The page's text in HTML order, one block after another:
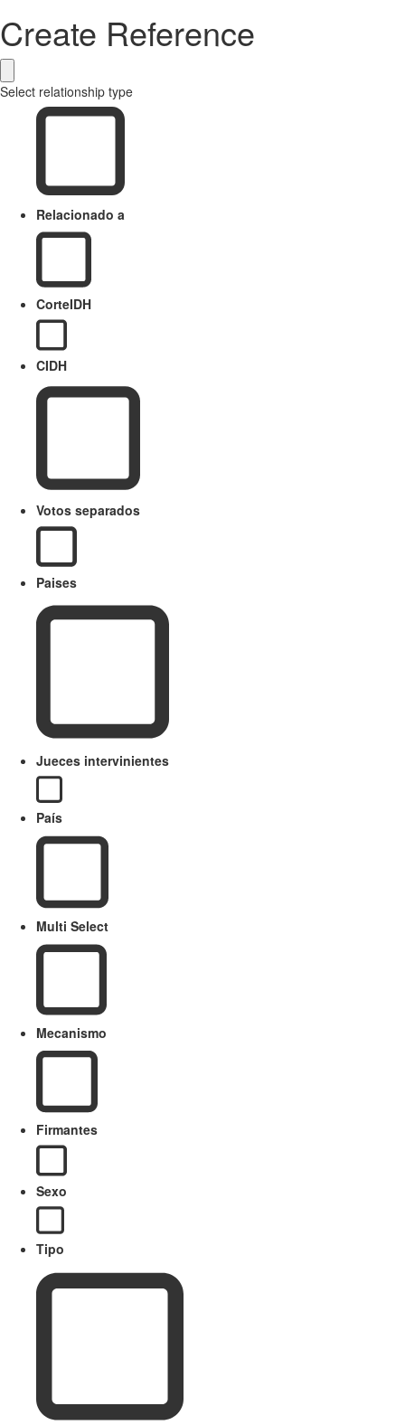
Create Reference
Select relationship type
Relacionado a
CorteIDH
CIDH
Votos separados
Paises
Jueces intervinientes
País
Multi Select
Mecanismo
Firmantes
Sexo
Tipo